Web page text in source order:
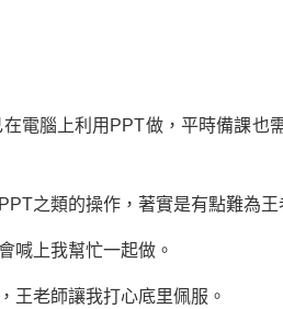
電腦上利用PPT做，平時備課也
之類的操作，著實是有點難為王
上我幫忙一起做。
老師讓我打心底里佩服。